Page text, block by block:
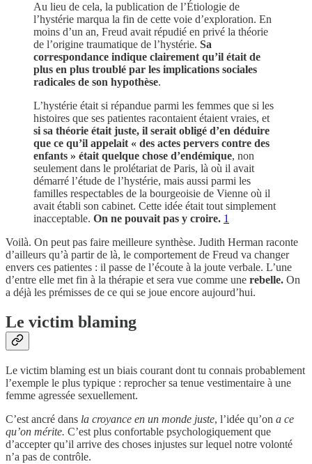
Au lieu de cela, la publication de l’Étiologie de
l’hystérie marqua la fin de cette voie d’exploration. En
moins d’un an, Freud avait répudié en privé la théorie
de l’origine traumatique de l’hystérie. Sa
correspondance indique clairement qu’il était de
plus en plus troublé par les implications sociales
radicales de son hypothèse.
L’hystérie était si répandue parmi les femmes que si les
histoires que ses patientes racontaient étaient vraies, et
si sa théorie était juste, il serait obligé d’en déduire
que ce qu’il appelait « des actes pervers contre des
enfants » était quelque chose d’endémique, non
seulement dans le prolétariat de Paris, là où il avait
démarré l’étude de l’hystérie, mais aussi parmi les
familles respectables de la bourgeoisie de Vienne où il
avait établi son cabinet. Cette idée était tout simplement
inacceptable. On ne pouvait pas y croire. 1
Voilà. On peut pas faire meilleure synthèse. Judith Herman raconte
d’ailleurs qu’à partir de là, le comportement de Freud va changer
envers ces patientes : il passe de l’écoute à la joute verbale. L’une
d’entre elle met fin à la thérapie et sera vue comme une rebelle. On
a déjà les prémisses de ce qui se joue encore aujourd’hui.
Le victim blaming
Le victim blaming est un biais courant dont tu connais probablement
l’exemple le plus typique : reprocher sa tenue vestimentaire à une
femme agressée sexuellement.
C’est ancré dans la croyance en un monde juste, l’idée qu’on a ce
qu’on mérite. C’est plus confortable psychologiquement que
d’accepter qu’il arrive des choses injustes sur lequel notre volonté
n’a pas de contrôle.